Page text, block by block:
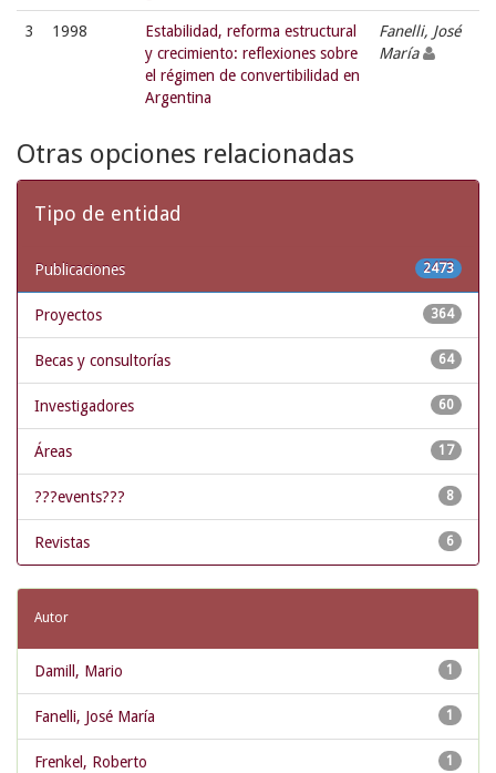
3 1998
Estabilidad, reforma estructural
y crecimiento: reflexiones sobre
el régimen de convertibilidad en
Argentina
Fanelli, José
María
Otras opciones relacionadas
Tipo de entidad
2473
Publicaciones
364
Proyectos
64
Becas y consultorías
60
Investigadores
17
Áreas
8
???events???
6
Revistas
Autor
1
Damill, Mario
1
Fanelli, José María
1
Frenkel, Roberto